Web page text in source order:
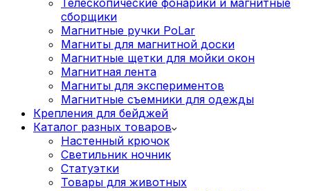
Телескопические фонарики и магнитные
сборщики
Магнитные ручки PoLar
Магниты для магнитной доски
Магнитные щетки для мойки окон
Магнитная лента
Магниты для экспериментов
Магнитные съемники для одежды
Крепления для бейджей
Каталог разных товаров
Настенный крючок
Светильник ночник
Статуэтки
Товары для животных